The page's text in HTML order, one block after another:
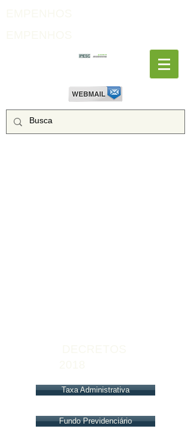
Taxa Administrativa
Fundo Previdenciário